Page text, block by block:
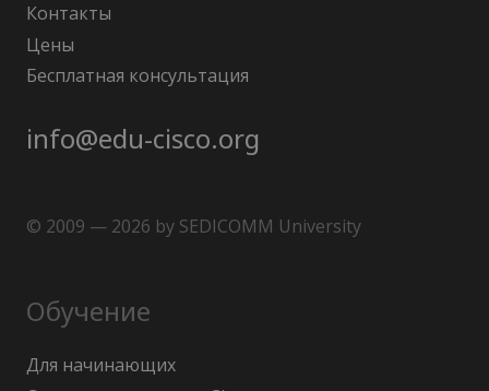
Контакты
Цены
Бесплатная консультация
info@edu-cisco.org
© 2009 — 2026 by SEDICOMM University
Обучение
Для начинающих